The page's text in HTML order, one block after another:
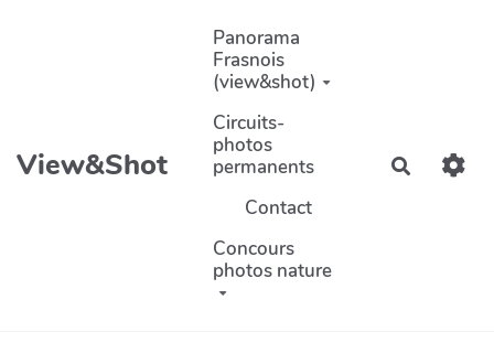
Aller au contenu principal
View&Shot
Panorama
Frasnois
(view&shot)
Circuits-
photos
permanents
Contact
Concours
photos nature